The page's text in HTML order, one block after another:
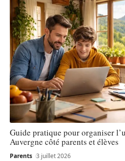
Guide pratique pour organiser
Auvergne côté parents et élèves
Parents 3 juillet 2026